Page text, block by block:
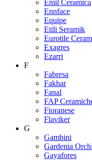
Emil Ceramica
Ennface
Equipe
Etili Seramik
Eurotile
Exagres
Ezarri
F
Fabresa
Fakhar
Fanal
FAP
Fioranese
Flaviker
G
Gambini
Gardenia
Gayafores